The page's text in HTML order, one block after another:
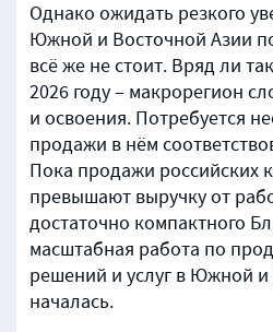
Однако ожидать резкого
Южной и Восточной Азии
всё же не стоит. Вряд ли
2026 году – макрорегион
и освоения. Потребуется
продажи в нём
Пока продажи российских
превышают выручку от
достаточно компактного
масштабная работа по
решений и услуг в Южной
началась.